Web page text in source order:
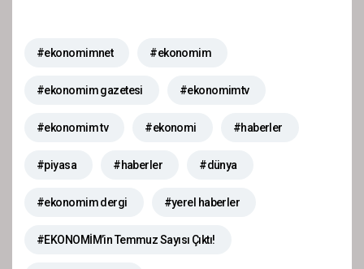
#ekonomimnet #ekonomim
#ekonomim gazetesi #ekonomimtv
#ekonomim tv #ekonomi #haberler
#piyasa #haberler #dünya
#ekonomim dergi #yerel haberler
#EKONOMİM’in Temmuz Sayısı Çıktı!